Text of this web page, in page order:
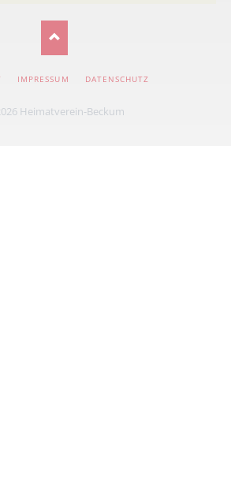
IMPRESSUM DATENSCHUTZ
Heimatverein-Beckum